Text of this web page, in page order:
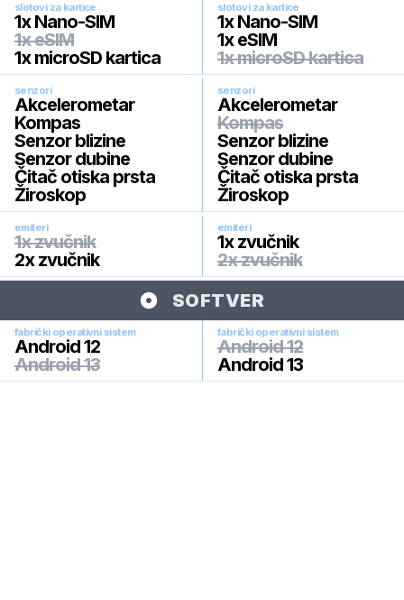
slotovi za kartice
1x Nano-SIM
1x eSIM
1x microSD kartica
slotovi za kartice
1x Nano-SIM
1x eSIM
1x microSD kartica
senzori
Akcelerometar
Kompas
Senzor blizine
Senzor dubine
Čitač otiska prsta
Žiroskop
senzori
Akcelerometar
Kompas
Senzor blizine
Senzor dubine
Čitač otiska prsta
Žiroskop
emiteri
1x zvučnik
2x zvučnik
emiteri
1x zvučnik
2x zvučnik
SOFTVER
fabrički operativni sistem
Android 12
Android 13
fabrički operativni sistem
Android 12
Android 13